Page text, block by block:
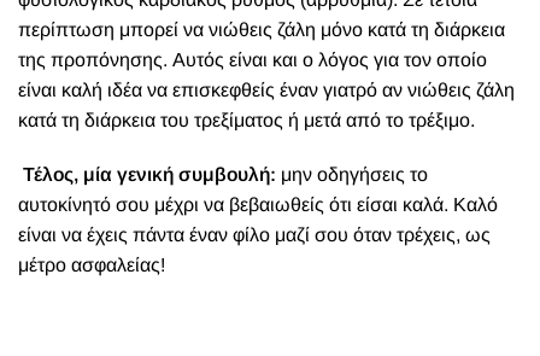
περίπτωση μπορεί να νιώθεις ζάλη μόνο κατά τη διάρκεια
της προπόνησης. Αυτός είναι και ο λόγος για τον οποίο
είναι καλή ιδέα να επισκεφθείς έναν γιατρό αν νιώθεις ζάλη
κατά τη διάρκεια του τρεξίματος ή μετά από το τρέξιμο.
Τέλος, μία γενική συμβουλή: μην οδηγήσεις το
αυτοκίνητό σου μέχρι να βεβαιωθείς ότι είσαι καλά. Καλό
είναι να έχεις πάντα έναν φίλο μαζί σου όταν τρέχεις, ως
μέτρο ασφαλείας!